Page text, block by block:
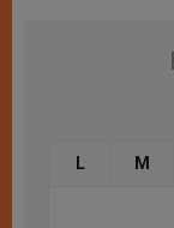
L M